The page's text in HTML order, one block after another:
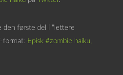
den første del i “lettere
format: Episk #zombie haiku,